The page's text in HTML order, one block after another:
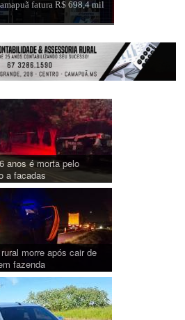
fatura R$ 698,4 mil
anos é morta pelo
a facadas
morre após cair de
fazenda